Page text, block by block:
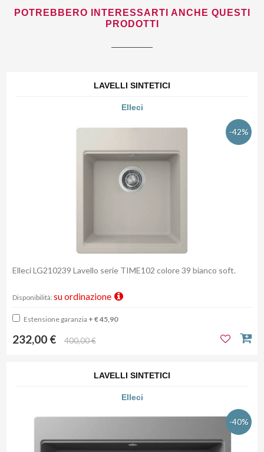
POTREBBERO INTERESSARTI ANCHE QUESTI
PRODOTTI
LAVELLI SINTETICI
Elleci
-42%
Elleci LG210239 Lavello serie TIME102 colore 39 bianco soft.
Disponibilità: su ordinazione
Estensione garanzia + € 45,90
232,00 € 400,00 €
LAVELLI SINTETICI
Elleci
-40%